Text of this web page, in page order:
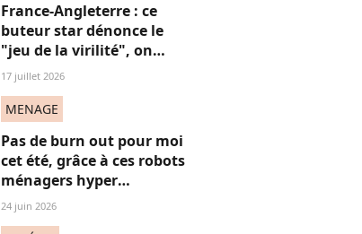
France-Angleterre : ce
buteur star dénonce le
"jeu de la virilité", on
décrypte ses mots pas très
17 juillet 2026
MENAGE
Pas de burn out pour moi
cet été, grâce à ces robots
ménagers hyper
performants
24 juin 2026